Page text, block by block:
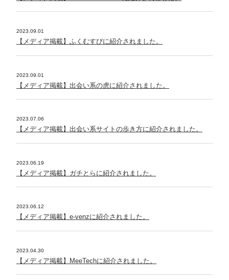
2023.09.01
【メディア掲載】ふくむすびに紹介されました。
2023.09.01
【メディア掲載】出会い系の虎に紹介されました。
2023.07.06
【メディア掲載】出会い系サイトの歩き方に紹介されました。
2023.06.19
【メディア掲載】ガチとらに紹介されました。
2023.06.12
【メディア掲載】e-venzに紹介されました。
2023.04.30
【メディア掲載】MeeTechに紹介されました。